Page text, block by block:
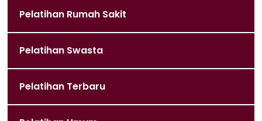
Pelatihan Rumah Sakit
Pelatihan Swasta
Pelatihan Terbaru